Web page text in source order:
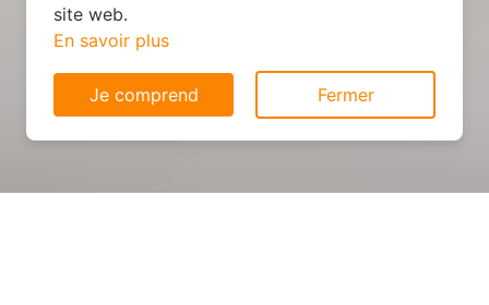
site web.
En savoir plus
Je comprend Fermer